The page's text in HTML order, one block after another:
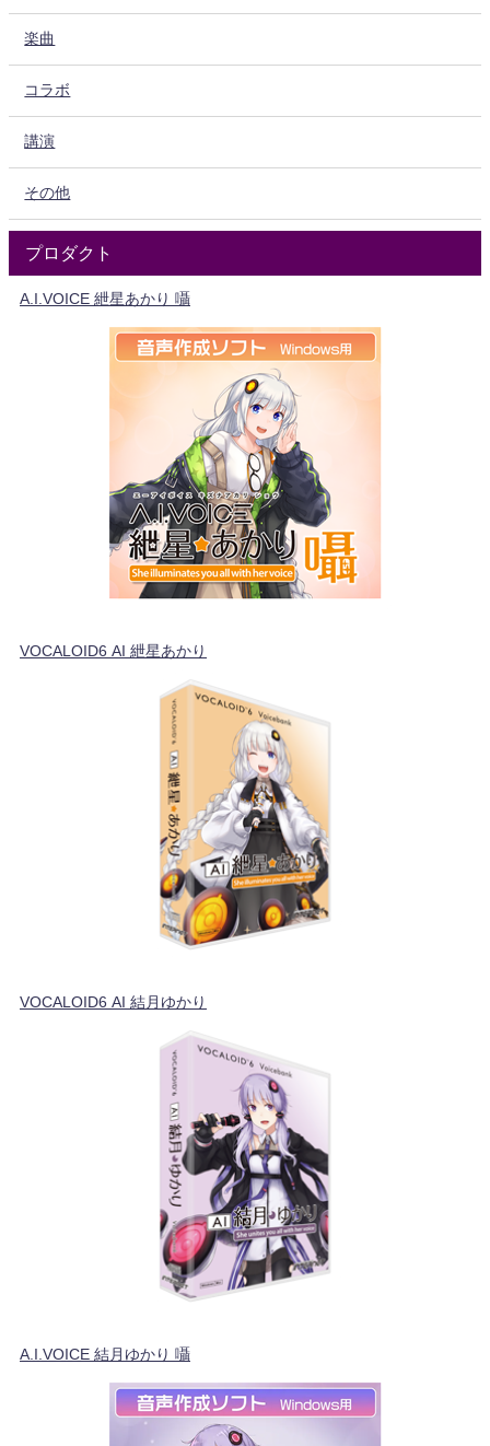
楽曲
コラボ
講演
その他
プロダクト
A.I.VOICE 紲星あかり 囁
VOCALOID6 AI 紲星あかり
VOCALOID6 AI 結月ゆかり
A.I.VOICE 結月ゆかり 囁